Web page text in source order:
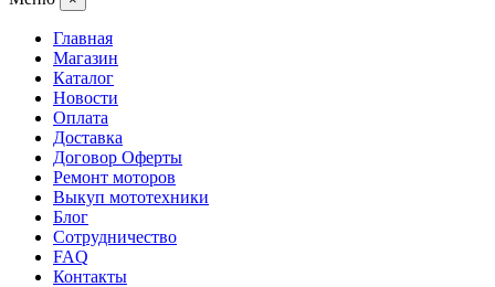
Главная
Магазин
Каталог
Новости
Оплата
Доставка
Договор Оферты
Ремонт моторов
Выкуп мототехники
Блог
Сотрудничество
FAQ
Контакты